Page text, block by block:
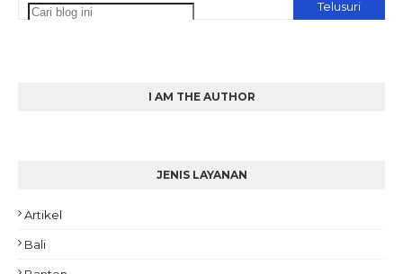
I AM THE AUTHOR
JENIS LAYANAN
Artikel
Bali